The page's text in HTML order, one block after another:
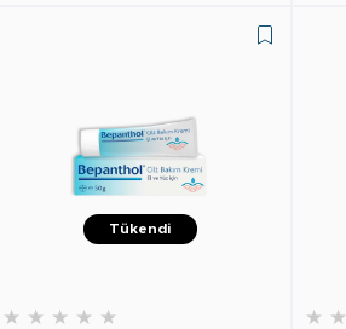
Tükendi
★ ★ ★ ★ ★ ★ ★